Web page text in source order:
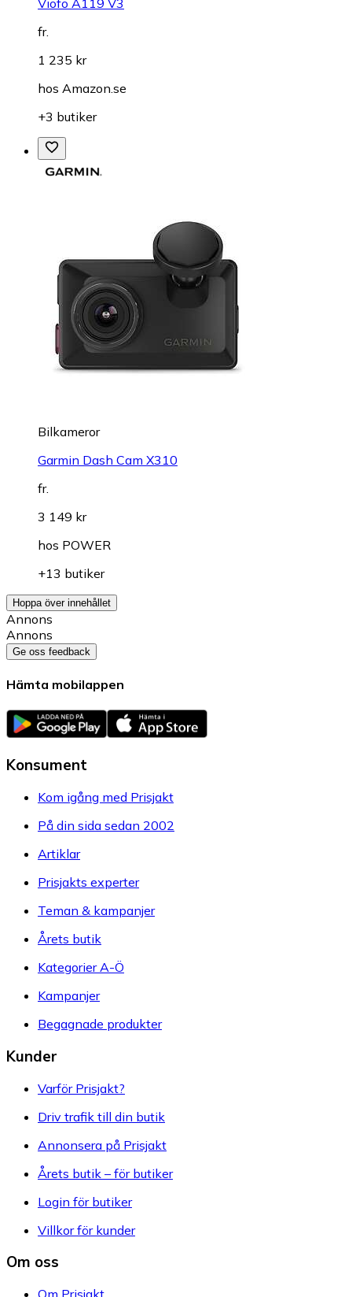
Viofo A119 V3
fr.
1 235 kr
hos Amazon.se
+3 butiker
Bilkameror
Garmin Dash Cam X310
fr.
3 149 kr
hos POWER
+13 butiker
Hoppa över innehållet
Annons
Annons
Ge oss feedback
Hämta mobilappen
Konsument
Kom igång med Prisjakt
På din sida sedan 2002
Artiklar
Prisjakts experter
Teman & kampanjer
Årets butik
Kategorier A-Ö
Kampanjer
Begagnade produkter
Kunder
Varför Prisjakt?
Driv trafik till din butik
Annonsera på Prisjakt
Årets butik – för butiker
Login för butiker
Villkor för kunder
Om oss
Om Prisjakt